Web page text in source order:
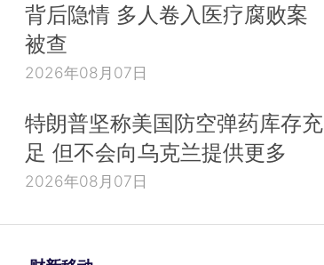
背后隐情 多人卷入医疗腐败案
被查
2026年08月07日
特朗普坚称美国防空弹药库存充
足 但不会向乌克兰提供更多
2026年08月07日